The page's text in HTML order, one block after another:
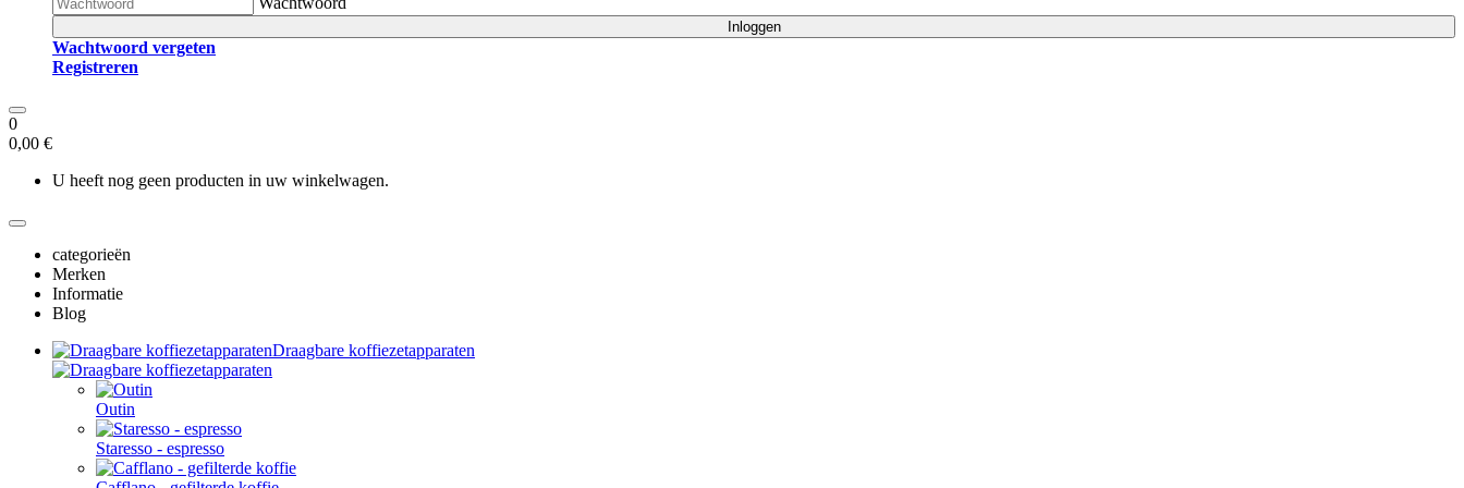
Inloggen
Wachtwoord vergeten
Registreren
0
0,00 €
U heeft nog geen producten in uw winkelwagen.
categorieën
Merken
Informatie
Blog
Draagbare koffiezetapparaten
Outin
Staresso - espresso